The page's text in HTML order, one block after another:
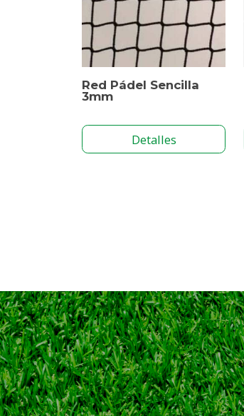
Red Pádel Sencilla
3mm
Detalles